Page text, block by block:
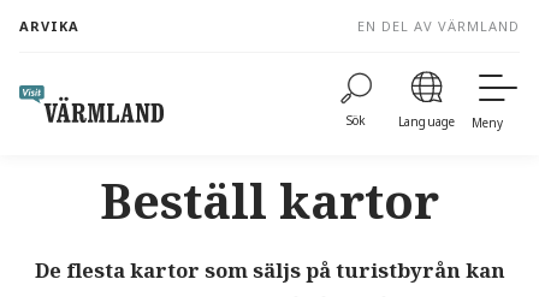
content
ARVIKA EN DEL AV VÄRMLAND
Sök Language Meny
Beställ kartor
De flesta kartor som säljs på turistbyrån kan